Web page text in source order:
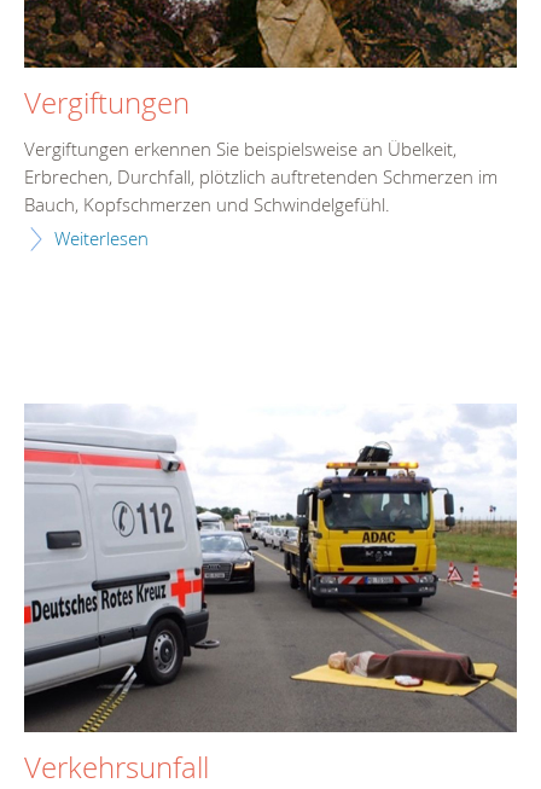
Vergiftungen
Vergiftungen erkennen Sie beispielsweise an Übelkeit,
Erbrechen, Durchfall, plötzlich auftretenden Schmerzen im
Bauch, Kopfschmerzen und Schwindelgefühl.
Weiterlesen
Verkehrsunfall